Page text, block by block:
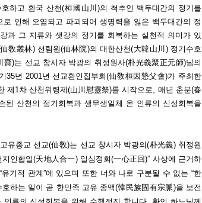
하고 환국 산천(桓國山川)의 척추인 백두대간의 정기를
인해 오염되고 파괴되어 생명력을 잃은 백두대간의 정
과 그 지류와 샛강의 정기를 회복하는 실천적 의미가 있
敎叢林) 선림원(仙林院)의 대한산천(大韓山川) 정기수호
)는 선교 창시자 박광의 취정원사(朴光義聚正元師)님의
35년 2001년 선교환인집부회(仙敎桓因慹父會)가 주최한
제1차 산천위령제(山川慰靈祭)를 시작으로, 매년 춘분(春
산천의 정기회복과 생무생일체 온 인류의 신성회복을
유종교 선교(仙敎)는 선교 창시자 박광의(朴光義) 취정원
지인합일(天地人合一) 일심정회(一心正回)” 사상에 근거하
“유기적 관계”에 있으며 또한 너와 나로 구분될 수 없는“한
하는 일이 곧 한민족 고유 종맥(韓民族固有宗脈)을 보전